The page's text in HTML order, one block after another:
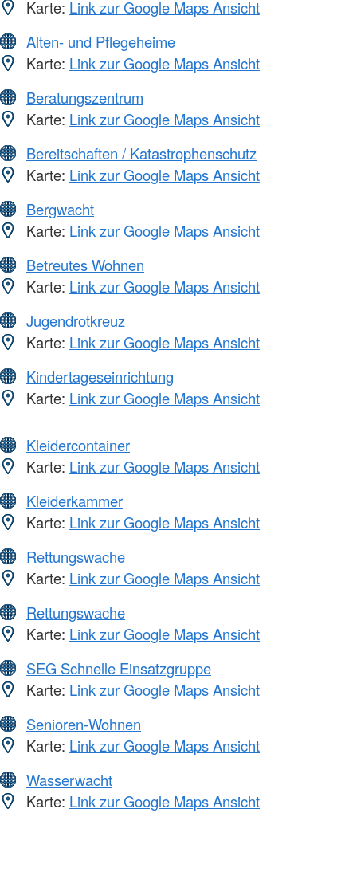
Karte: Link zur Google Maps Ansicht
Alten- und Pflegeheime
Karte: Link zur Google Maps Ansicht
Beratungszentrum
Karte: Link zur Google Maps Ansicht
Bereitschaften / Katastrophenschutz
Karte: Link zur Google Maps Ansicht
Bergwacht
Karte: Link zur Google Maps Ansicht
Betreutes Wohnen
Karte: Link zur Google Maps Ansicht
Jugendrotkreuz
Karte: Link zur Google Maps Ansicht
Kindertageseinrichtung
Karte: Link zur Google Maps Ansicht
Kleidercontainer
Karte: Link zur Google Maps Ansicht
Kleiderkammer
Karte: Link zur Google Maps Ansicht
Rettungswache
Karte: Link zur Google Maps Ansicht
Rettungswache
Karte: Link zur Google Maps Ansicht
SEG Schnelle Einsatzgruppe
Karte: Link zur Google Maps Ansicht
Senioren-Wohnen
Karte: Link zur Google Maps Ansicht
Wasserwacht
Karte: Link zur Google Maps Ansicht